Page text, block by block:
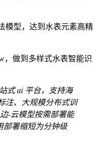
模型，达到水表元素高精
，做到多样式水表智能识
式 ai 平台，支持海
注、大规模分布式训
-云模型按需部署能
部署缩短为分钟级